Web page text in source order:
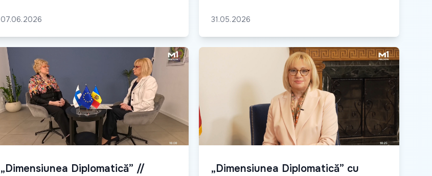
07.06.2026 31.05.2026
„Dimensiunea Diplomatică” //
„Dimensiunea Diplomatică” cu